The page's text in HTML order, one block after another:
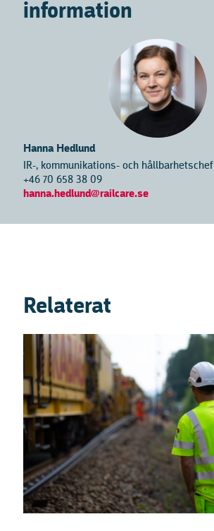
information
Hanna Hedlund
IR-, kommunikations- och hållbarhetschef
+46 70 658 38 09
hanna.hedlund@railcare.se
Relaterat